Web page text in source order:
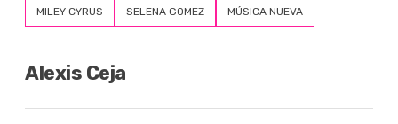
MILEY CYRUS SELENA GOMEZ MÚSICA NUEVA
Alexis Ceja